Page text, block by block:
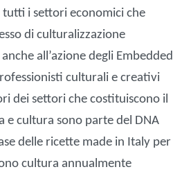
i settori economici che
di culturalizzazione
all’azione degli Embedded
culturali e creativi
dei settori che costituiscono il
e cultura sono parte del DNA
delle ricette made in Italy per
cultura annualmente